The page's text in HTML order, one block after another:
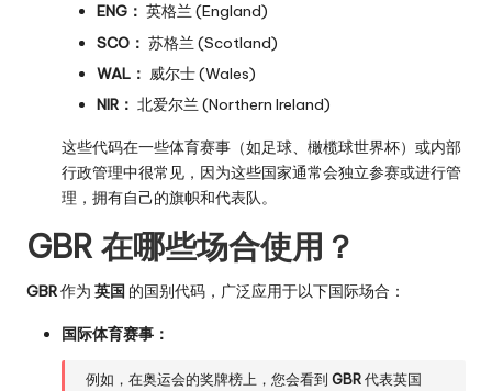
ENG： 英格兰 (England)
SCO： 苏格兰 (Scotland)
WAL： 威尔士 (Wales)
NIR： 北爱尔兰 (Northern Ireland)
这些代码在一些体育赛事（如足球、橄榄球世界杯）或内部
行政管理中很常见，因为这些国家通常会独立参赛或进行管
理，拥有自己的旗帜和代表队。
GBR 在哪些场合使用？
GBR作为 英国 的国别代码，广泛应用于以下国际场合：
国际体育赛事：
例如，在奥运会的奖牌榜上，您会看到GBR代表英国